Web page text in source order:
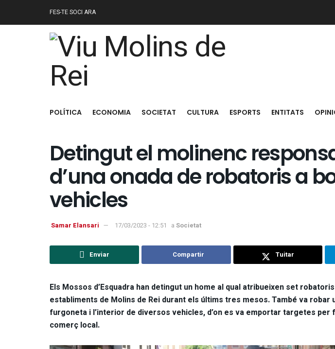
FES-TE SOCI ARA
POLÍTICA ECONOMIA SOCIETAT CULTURA ESPORTS ENTITATS
Detingut el molinenc
d’una onada de robatoris a
vehicles
Samar Elansari 17/03/2023 - 12:51 a Societat
Enviar Compartir Tuitar
Els Mossos d’Esquadra han detingut un home al qual atribueixen set
establiments de Molins de Rei durant els últims tres mesos. També va robar
furgoneta i l’interior de diversos vehicles, d’on es va emportar targetes per
comerç local.